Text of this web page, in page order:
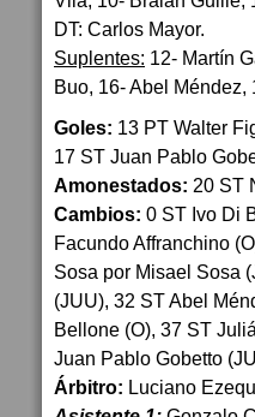
DT: Carlos Mayor.
Suplentes: 12- Martín
Buo, 16- Abel
Goles: 13 PT Walter
17 ST Juan Pablo
Amonestados: 20 ST
Cambios: 0 ST Ivo Di
Facundo Affranchino
Sosa por Misael Sosa
(JUU), 32 ST Abel
Bellone (O), 37 ST
Juan Pablo Gobetto
Árbitro: Luciano